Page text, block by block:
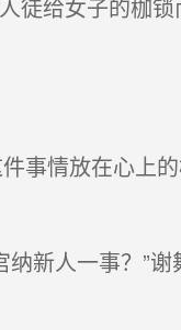
徒给女子的枷
事情放在心上
新人一事？”